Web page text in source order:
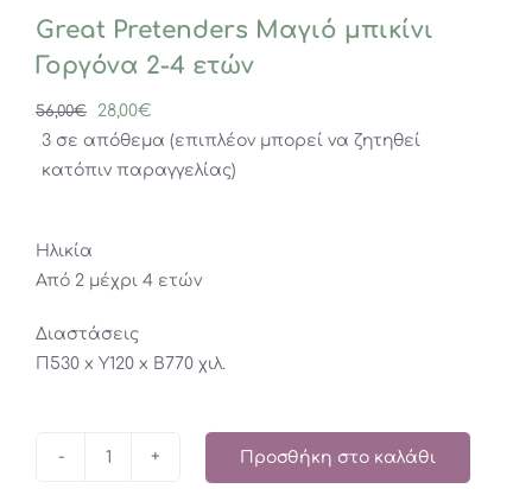
Great Pretenders Μαγιό μπικίνι
Γοργόνα 2-4 ετών
56,00€
Original
price
was:
28,00€
τρέχουσα
τιμή
3 σε απόθεμα (επιπλέον μπορεί να ζητηθεί
κατόπιν παραγγελίας)
Ηλικία
Από 2 μέχρι 4 ετών
Διαστάσεις
Π530 x Y120 x Β770 χιλ.
Προσθήκη στο καλάθι